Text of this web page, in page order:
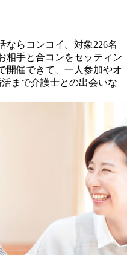
ならコンコイ。対象226名
相手と合コンをセッティン
開催できて、一人参加やオ
まで介護士との出会いな